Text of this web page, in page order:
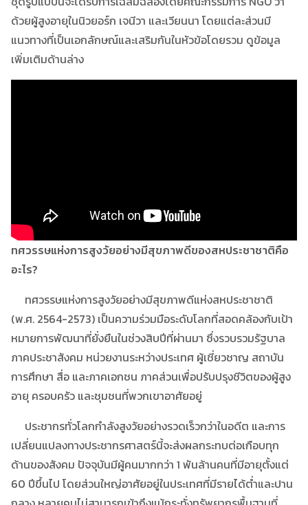
ด้วยผู้สูงอายุในนิวยอร์ก เจนีวา และเวียนนา โดยแต่ละส่วนมี
แนวทางที่เป็นเอกลักษณ์และเสริมกันในหัวข้อโดยรวม ดูข้อมูล
เพิ่มเติมด้านล่าง
ทศวรรษแห่งการสูงวัยอย่างมีสุขภาพดีของสหประชาชาติคือ
อะไร?
ทศวรรษแห่งการสูงวัยอย่างมีสุขภาพดีแห่งสหประชาชาติ
(พ.ศ. 2564-2573) เป็นความร่วมมือระดับโลกที่สอดคล้องกับเป้า
หมายการพัฒนาที่ยั่งยืนในช่วงสิบปีที่ผ่านมา ซึ่งรวบรวมรัฐบาล
ภาคประชาสังคม หน่วยงานระหว่างประเทศ ผู้เชี่ยวชาญ สถาบัน
การศึกษา สื่อ และภาคเอกชน ภาคส่วนเพื่อปรับปรุงชีวิตของผู้สูง
อายุ ครอบครัว และชุมชนที่พวกเขาอาศัยอยู่
ประชากรทั่วโลกกำลังสูงวัยอย่างรวดเร็วกว่าในอดีต และการ
เปลี่ยนแปลงทางประชากรศาสตร์นี้จะส่งผลกระทบต่อเกือบทุก
ด้านของสังคม ปัจจุบันมีผู้คนมากกว่า 1 พันล้านคนที่มีอายุตั้งแต่
60 ปีขึ้นไป โดยส่วนใหญ่อาศัยอยู่ในประเทศที่มีรายได้ต่ำและปาน